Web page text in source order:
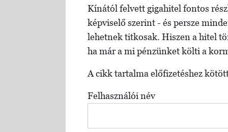
Kínától felvett gigahitel fontos
képviselő szerint - és persze
lehetnek titkosak. Hiszen a hitel
ha már a mi pénzünket költi a
A cikk tartalma előfizetéshez
Felhasználói név